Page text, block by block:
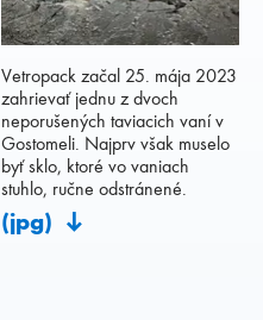
Vetropack začal 25. mája 2023
zahrievať jednu z dvoch
neporušených taviacich vaní v
Gostomeli. Najprv však muselo
byť sklo, ktoré vo vaniach
stuhlo, ručne odstránené.
(jpg)